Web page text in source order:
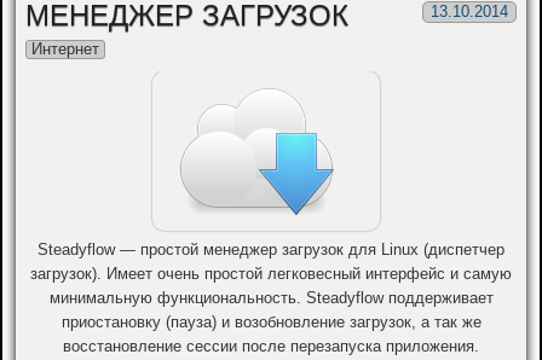
МЕНЕДЖЕР ЗАГРУЗОК 13.10.2014
Интернет
Steadyflow — простой менеджер загрузок для Linux (диспетчер
загрузок). Имеет очень простой легковесный интерфейс и самую
минимальную функциональность. Steadyflow поддерживает
приостановку (пауза) и возобновление загрузок, а так же
восстановление сессии после перезапуска приложения.